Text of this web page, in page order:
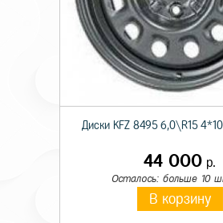
Диски KFZ 8495 6,0\R15
44 000 р.
Осталось: больше 10
В корзину